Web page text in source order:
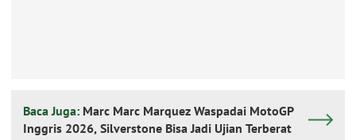
Baca Juga: Marc Marc Marquez Waspadai MotoGP
Inggris 2026, Silverstone Bisa Jadi Ujian Terberat